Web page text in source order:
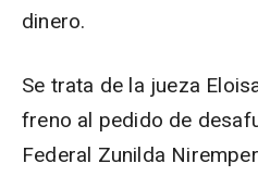
dinero.
Se trata de la jueza
freno al pedido de
Federal Zunilda